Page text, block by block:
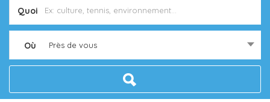
Quoi
Où Près de vous